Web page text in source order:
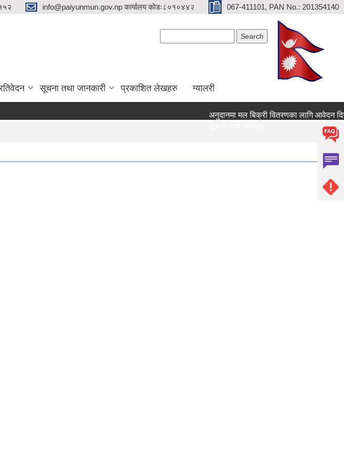
info@paiyunmun.gov.np कार्यालय कोडः८०१०४४२ 067-411101, PAN No.: 201354140
सूचना तथा जानकारी प्रकाशित लेखहरु ग्यालरी
अनुदानमा मल बिक्री वितरणका लागि आवेदन दिने